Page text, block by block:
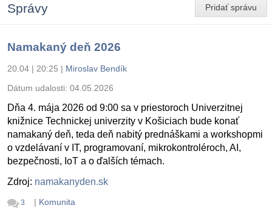
Pridať správu
Správy
Namakaný deň 2026
20.04 | 20:25 | Miroslav Bendík
Dátum udalosti: 04.05.2026
Dňa 4. mája 2026 od 9:00 sa v priestoroch Univerzitnej
knižnice Technickej univerzity v Košiciach bude konať
namakaný deň, teda deň nabitý prednáškami a workshopmi
o vzdelávaní v IT, programovaní, mikrokontroléroch, AI,
bezpečnosti, IoT a o ďalších témach.
Zdroj: namakanyden.sk
3 | Komunita